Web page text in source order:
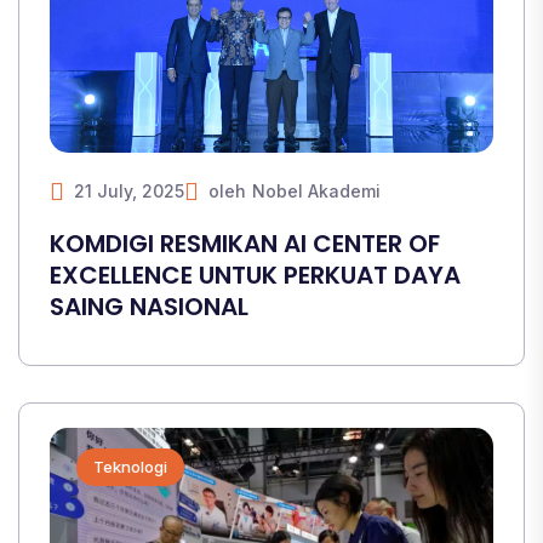
21 July, 2025 oleh Nobel Akademi
KOMDIGI RESMIKAN AI CENTER OF
EXCELLENCE UNTUK PERKUAT DAYA
SAING NASIONAL
Teknologi